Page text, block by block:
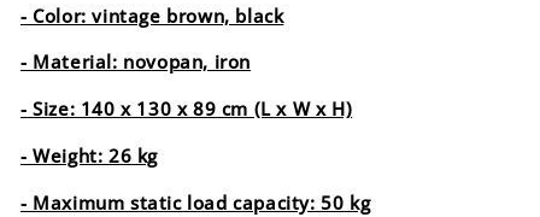
- Color: vintage brown, black
- Material: novopan, iron
- Size: 140 x 130 x 89 cm (L x W x H)
- Weight: 26 kg
- Maximum static load capacity: 50 kg